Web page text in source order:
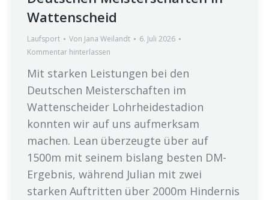
Wattenscheid
Laufsport Von Jana Weilandt
6. Juli 2026
Kommentar hinterlassen
Mit starken Leistungen bei den
Deutschen Meisterschaften im
Wattenscheider Lohrheidestadion
konnten wir auf uns aufmerksam
machen. Lean überzeugte über auf
1500m mit seinem bislang besten DM-
Ergebnis, während Julian mit zwei
starken Auftritten über 2000m Hindernis